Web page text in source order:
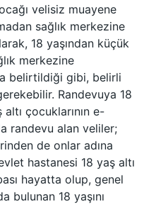
velisiz muayene
sağlık merkezine
18 yaşından küçük
merkezine
belirtildiği gibi, belirli
Randevuya 18
çocuklarının e-
randevu alan veliler;
de onlar adına
hastanesi 18 yaş altı
hayatta olup, genel
bulunan 18 yaşını